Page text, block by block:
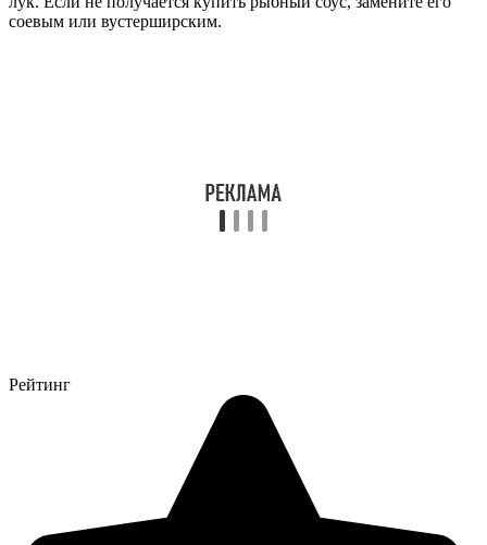
соевым или вустерширским.
Рейтинг